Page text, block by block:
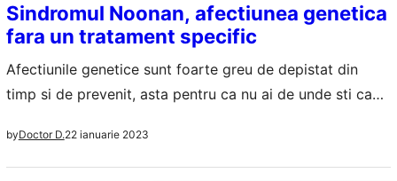
Sindromul Noonan, afectiunea genetica
fara un tratament specific
Afectiunile genetice sunt foarte greu de depistat din
timp si de prevenit, asta pentru ca nu ai de unde sti cand
ul uman. este un exemplu de boala genetica, avand drept
manifestare principala dezvoltarea anormala a unor parti
byDoctor D.22 ianuarie 2023